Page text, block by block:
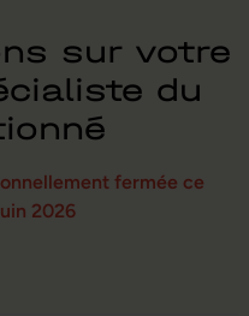
sur votre
du
fermée ce
2026